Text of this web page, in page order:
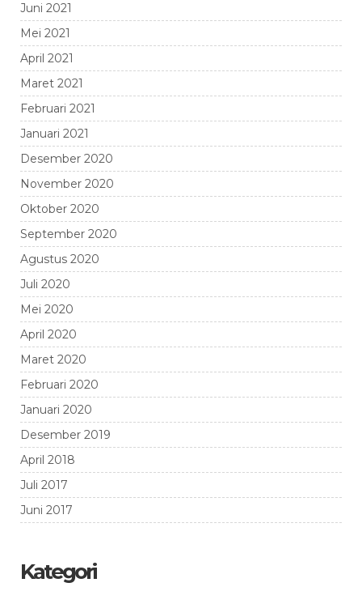
Juni 2021
Mei 2021
April 2021
Maret 2021
Februari 2021
Januari 2021
Desember 2020
November 2020
Oktober 2020
September 2020
Agustus 2020
Juli 2020
Mei 2020
April 2020
Maret 2020
Februari 2020
Januari 2020
Desember 2019
April 2018
Juli 2017
Juni 2017
Kategori